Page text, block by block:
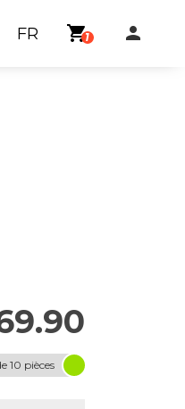
FR shopping_cart1 person
10 pièces